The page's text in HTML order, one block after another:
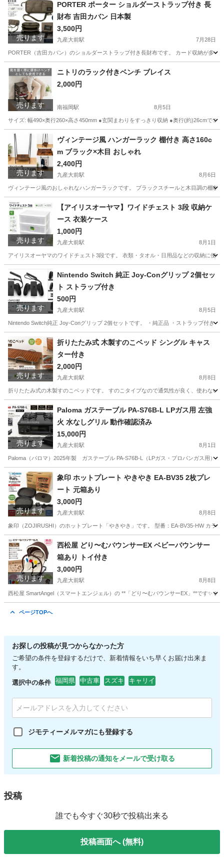
売ります
PORTER ポーター ショルダーストラップ付き 長
財布 吉田カバン 日本製
3,500円
九産大前駅 7月28日
PORTER（吉田カバン）のショルダーストラップ付き長財布です。 カード収納が多
福岡 福岡市 九産大前駅 バッグ
売ります
ニトリのラック付きベンチ ブレイス
2,000円
南福岡駅 8月5日
サイズ: 幅490×奥行260×高さ450mm ●玄関まわりをすっきり収納 ●奥行(約)26cmで
福岡 福岡市 南福岡駅 その他 ベンチ
売ります
ヴィンテージ風 ハンガーラック 棚付き 高さ160c
m ブラック×木目 おしゃれ
2,400円
九産大前駅 8月6日
ヴィンテージ風のおしゃれなハンガーラックです。 ブラックスチールと木目調の棚
福岡 福岡市 九産大前駅 収納家具
売ります
【アイリスオーヤマ】ワイドチェスト 3段 収納ケ
ース 衣装ケース
1,000円
九産大前駅 8月1日
アイリスオーヤマのワイドチェスト3段です。 衣類・タオル・日用品などの収納に便
福岡 福岡市 収納家具
売ります
Nintendo Switch 純正 Joy-Conグリップ 2個セッ
ト ストラップ付き
500円
九産大前駅 8月5日
Nintendo Switch純正 Joy-Conグリップ 2個セットです。 ・純正品 ・ストラップ付き
福岡 福岡市 九産大前駅 テレビゲーム
売ります
折りたたみ式 木製すのこベッド シングル キャス
ター付き
2,000円
九産大前駅 8月8日
折りたたみ式の木製すのこベッドです。 すのこタイプなので通気性が良く、使わな
福岡 福岡市 九産大前駅 ベッド
売ります
Paloma ガステーブル PA-S76B-L LPガス用 左強
火 水なしグリル 動作確認済み
15,000円
九産大前駅 8月1日
Paloma（パロマ）2025年製 ガステーブル PA-S76B-L（LPガス・プロパンガス用）
福岡 福岡市 九産大前駅 調理器具 Paloma
売ります
象印 ホットプレート やきやき EA-BV35 2枚プレ
ート 元箱あり
3,000円
九産大前駅 8月8日
象印（ZOJIRUSHI）のホットプレート「やきやき」です。 型番：EA-BV35-HW カラ
福岡 福岡市 九産大前駅 キッチン家電
売ります
西松屋 どり〜むバウンサーEX ベビーバウンサー
箱あり トイ付き
3,000円
九産大前駅 8月8日
西松屋 SmartAngel（スマートエンジェル）の **「どり〜むバウンサーEX」**です✨
ページTOPへ
お探しの投稿が見つからなかった方
ご希望の条件を登録するだけで、新着情報をいち早くお届け出来ま
す。
選択中の条件 福岡県 中古車 スズキ キャリイ
ジモティーメルマガにも登録する
新着投稿の通知をメールで受け取る
投稿
誰でも今すぐ30秒で投稿出来る
投稿画面へ (無料)